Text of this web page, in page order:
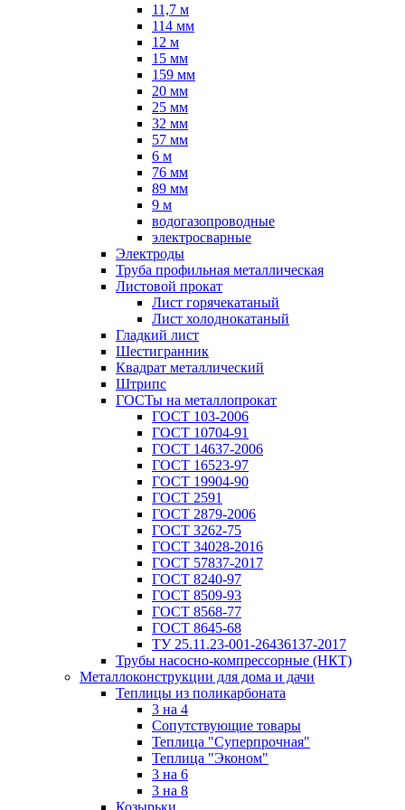
11,7 м
114 мм
12 м
15 мм
159 мм
20 мм
25 мм
32 мм
57 мм
6 м
76 мм
89 мм
9 м
водогазопроводные
электросварные
Электроды
Труба профильная металлическая
Листовой прокат
Лист горячекатаный
Лист холоднокатаный
Гладкий лист
Шестигранник
Квадрат металлический
Штрипс
ГОСТы на металлопрокат
ГОСТ 103-2006
ГОСТ 10704-91
ГОСТ 14637-2006
ГОСТ 16523-97
ГОСТ 19904-90
ГОСТ 2591
ГОСТ 2879-2006
ГОСТ 3262-75
ГОСТ 34028-2016
ГОСТ 57837-2017
ГОСТ 8240-97
ГОСТ 8509-93
ГОСТ 8568-77
ГОСТ 8645-68
ТУ 25.11.23-001-26436137-2017
Трубы насосно-компрессорные (НКТ)
Металлоконструкции для дома и дачи
Теплицы из поликарбоната
3 на 4
Сопутствующие товары
Теплица "Суперпрочная"
Теплица "Эконом"
3 на 6
3 на 8
Козырьки